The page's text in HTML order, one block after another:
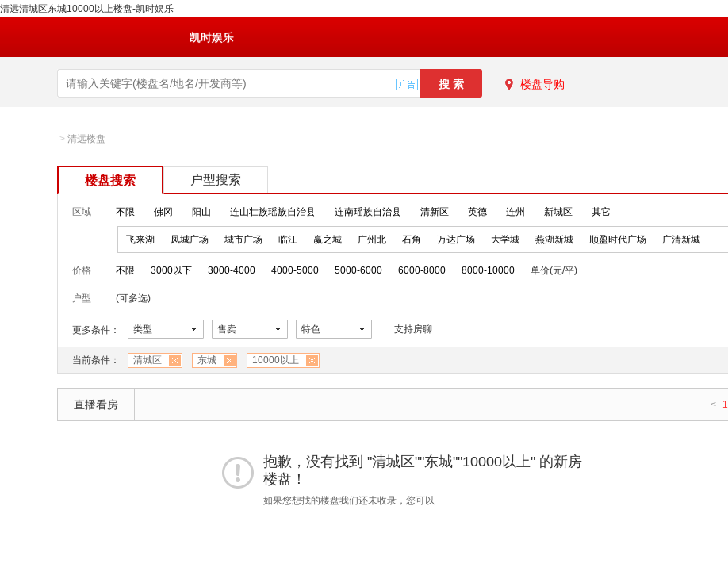
清远清城区东城10000以上楼盘-凯时娱乐
凯时娱乐
楼盘导购
> 清远楼盘
楼盘搜索 户型搜索
区域 不限 佛冈 阳山 连山壮族瑶族自治县 连南瑶族自治县 清新区 英德 连州 新城区 其它
飞来湖 凤城广场 城市广场 临江 赢之城 广州北 石角 万达广场 大学城 燕湖新城 顺盈时代广场 广清新城
价格 不限 3000以下 3000-4000 4000-5000 5000-6000 6000-8000 8000-10000 单价(元/平)
户型 (可多选)
更多条件： 类型 售卖 特色 支持房聊
当前条件： 清城区 东城 10000以上
直播看房 < 1
抱歉，没有找到 "清城区""东城""10000以上" 的新房
楼盘！
如果您想找的楼盘我们还未收录，您可以